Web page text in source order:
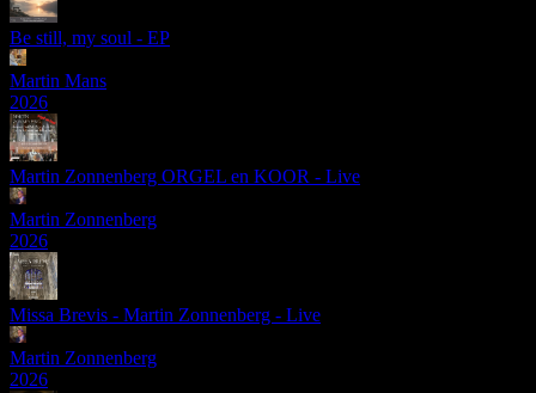
Be still, my soul - EP
Martin Mans
2026
Martin Zonnenberg ORGEL en KOOR - Live
Martin Zonnenberg
2026
Missa Brevis - Martin Zonnenberg - Live
Martin Zonnenberg
2026